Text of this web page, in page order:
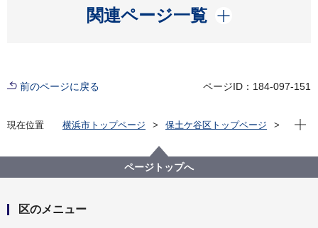
関連ページ一覧
開く
前のページに戻る ページID：184-097-151
現在位置 横浜市トップページ
保土ケ谷区トップページ
第30回「清潔できれいな、花の街ほどがや」ポスター
現在
ページトップへ
区のメニュー